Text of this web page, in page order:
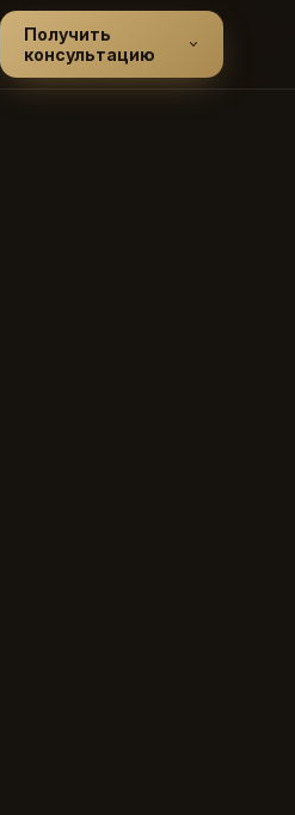
Получить
консультацию